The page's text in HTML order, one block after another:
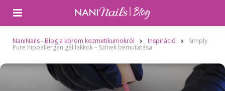
NaniNails - Blog a köröm kozmetikumokról Inspiráció Simply
Pure hipoallergén gél lakkok – Színek bemutatása